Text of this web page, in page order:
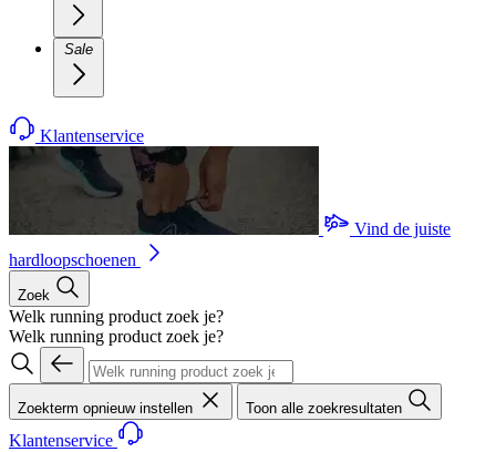
Sale
Klantenservice
Vind de juiste
hardloopschoenen
Zoek
Welk running product zoek je?
Welk running product zoek je?
Zoekterm opnieuw instellen Toon alle zoekresultaten
Klantenservice